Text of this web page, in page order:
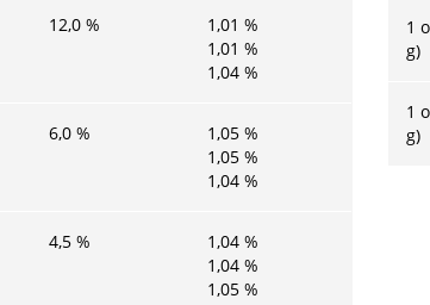
12,0 % 1,01 %
1,01 %
1,04 %
6,0 % 1,05 %
1,05 %
1,04 %
4,5 % 1,04 %
1,04 %
1,05 %
1
g)
1
g)